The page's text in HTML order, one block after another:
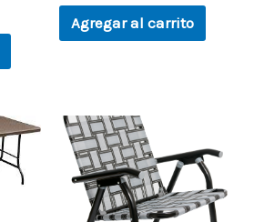
Agregar al carrito